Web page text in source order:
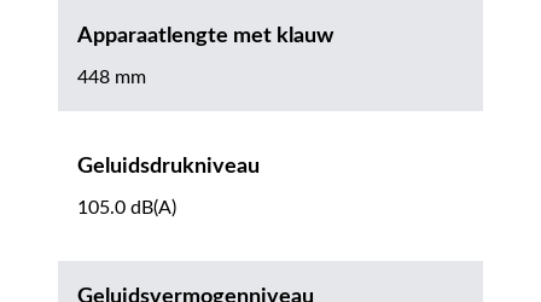
Apparaatlengte met klauw
448 mm
Geluidsdrukniveau
105.0 dB(A)
Geluidsvermogenniveau